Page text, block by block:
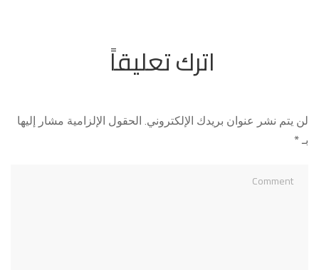
اترك تعليقاً
لن يتم نشر عنوان بريدك الإلكتروني. الحقول الإلزامية مشار إليها
بـ*